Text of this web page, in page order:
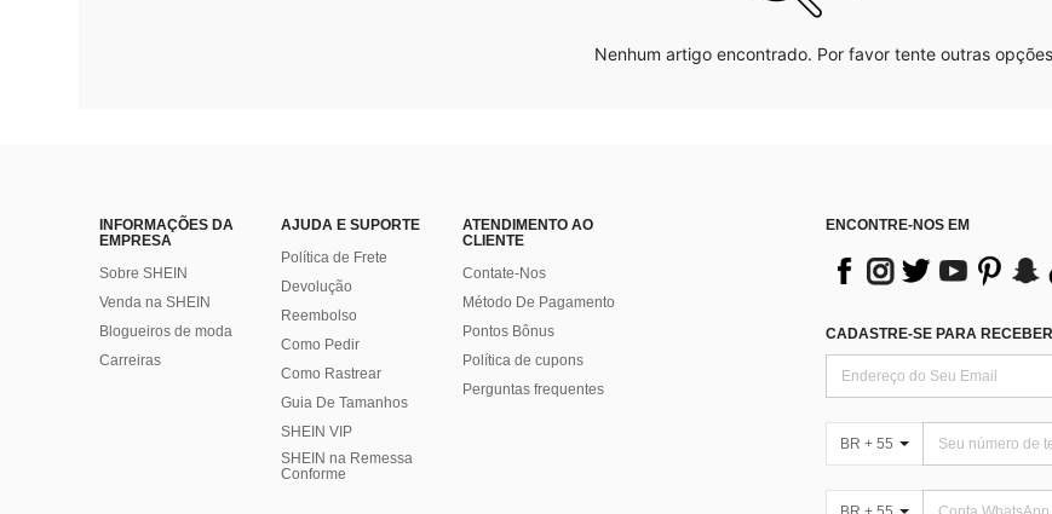
Nenhum artigo encontrado. Por favor tente outras
INFORMAÇÕES DA
EMPRESA
Sobre SHEIN
Venda na SHEIN
Blogueiros de moda
Carreiras
AJUDA E SUPORTE
Política de Frete
Devolução
Reembolso
Como Pedir
Como Rastrear
Guia De Tamanhos
SHEIN VIP
SHEIN na Remessa
Conforme
ATENDIMENTO AO
CLIENTE
Contate-Nos
Método De Pagamento
Pontos Bônus
Política de cupons
Perguntas frequentes
ENCONTRE-NOS EM
CADASTRE-SE PARA
BR + 55